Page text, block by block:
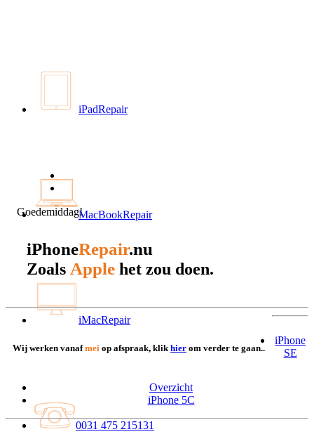
iPadRepair
MacBookRepair
iMacRepair
0031 475 215131
Goedemiddag!
iPhoneRepair.nu
Zoals Apple het zou doen.
Wij werken vanafmei op afspraak, klik hier om verder te gaan..
iPhone
SE
Overzicht
iPhone 5C